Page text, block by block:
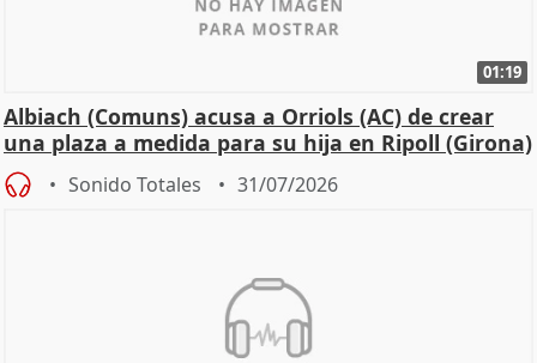
01:19
Albiach (Comuns) acusa a Orriols (AC) de crear
una plaza a medida para su hija en Ripoll (Girona)
Sonido Totales 31/07/2026